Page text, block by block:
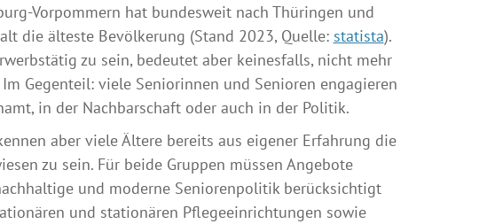
Vorpommern hat bundesweit nach Thüringen und
die älteste Bevölkerung (Stand 2023, Quelle: statista).
zu sein, bedeutet aber keinesfalls, nicht mehr
Gegenteil: viele Seniorinnen und Senioren engagieren
in der Nachbarschaft oder auch in der Politik.
aber viele Ältere bereits aus eigener Erfahrung die
zu sein. Für beide Gruppen müssen Angebote
und moderne Seniorenpolitik berücksichtigt
und stationären Pflegeeinrichtungen sowie